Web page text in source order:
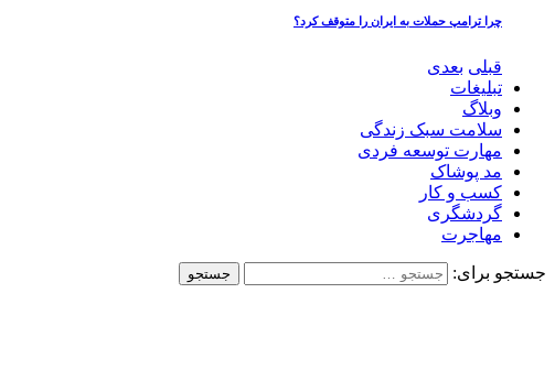
چرا ترامپ حملات به ایران را متوقف کرد؟
قبلی بعدی
تبلیغات
وبلاگ
سلامت سبک زندگی
مهارت توسعه فردی
مد پوشاک
کسب و کار
گردشگری
مهاجرت
جستجو برای: